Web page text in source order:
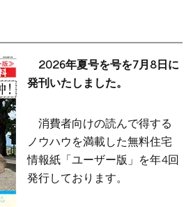
2026年夏号を号を7月8日に
発刊いたしました。
消費者向けの読んで得する
ノウハウを満載した無料住宅
情報紙「ユーザー版」を年4回
発行しております。